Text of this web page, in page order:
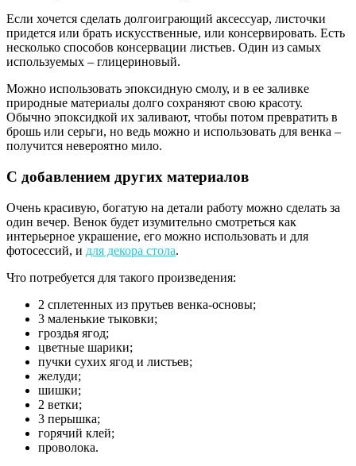
Если хочется сделать долгоиграющий аксессуар, листочки
придется или брать искусственные, или консервировать. Есть
несколько способов консервации листьев. Один из самых
используемых – глицериновый.
Можно использовать эпоксидную смолу, и в ее заливке
природные материалы долго сохраняют свою красоту.
Обычно эпоксидкой их заливают, чтобы потом превратить в
брошь или серьги, но ведь можно и использовать для венка –
получится невероятно мило.
С добавлением других материалов
Очень красивую, богатую на детали работу можно сделать за
один вечер. Венок будет изумительно смотреться как
интерьерное украшение, его можно использовать и для
фотосессий, и для декора стола.
Что потребуется для такого произведения:
2 сплетенных из прутьев венка-основы;
3 маленькие тыковки;
гроздья ягод;
цветные шарики;
пучки сухих ягод и листьев;
желуди;
шишки;
2 ветки;
3 перышка;
горячий клей;
проволока.